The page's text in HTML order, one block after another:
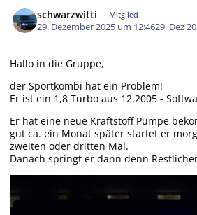
schwarzwitti Mitglied
29. Dezember 2025 um 12:4629. Dez
Hallo in die Gruppe,
der Sportkombi hat ein Problem!
Er ist ein 1,8 Turbo aus 12.2005 -
Er hat eine neue Kraftstoff Pumpe
gut ca. ein Monat später startet er
zweiten oder dritten Mal.
Danach springt er dann denn